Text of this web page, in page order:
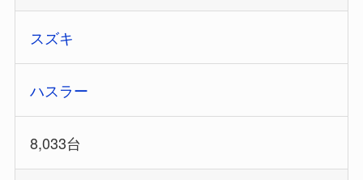
スズキ
ハスラー
8,033台